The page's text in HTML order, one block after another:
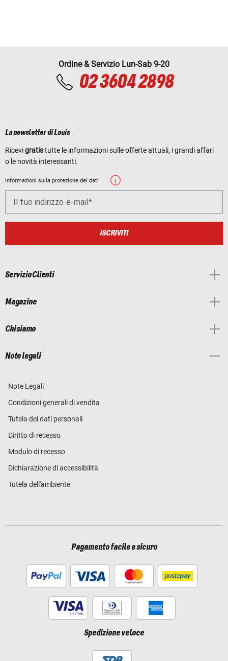
Ordine & Servizio Lun-Sab 9-20
02 3604 2898
La newsletter di Louis
Ricevigratistutte le informazioni sulle offerte attuali, i grandi affari
o le novità interessanti.
Informazioni sulla protezione dei dati
Il tuo indirizzo e-mail
ISCRIVITI
Servizio Clienti
Magazine
Chi siamo
Note legali
Note Legali
Condizioni generali di vendita
Tutela dei dati personali
Diritto di recesso
Modulo di recesso
Dichiarazione di accessibilità
Tutela dell'ambiente
Pagamento facile e sicuro
Spedizione veloce